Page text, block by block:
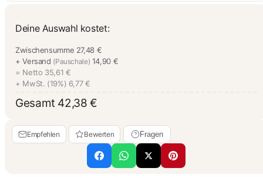
Deine Auswahl kostet:
Zwischensumme 27,48 €
+ Versand (Pauschale) 14,90 €
= Netto 35,61 €
+ MwSt. (19%) 6,77 €
Gesamt 42,38 €
Empfehlen Bewerten Fragen